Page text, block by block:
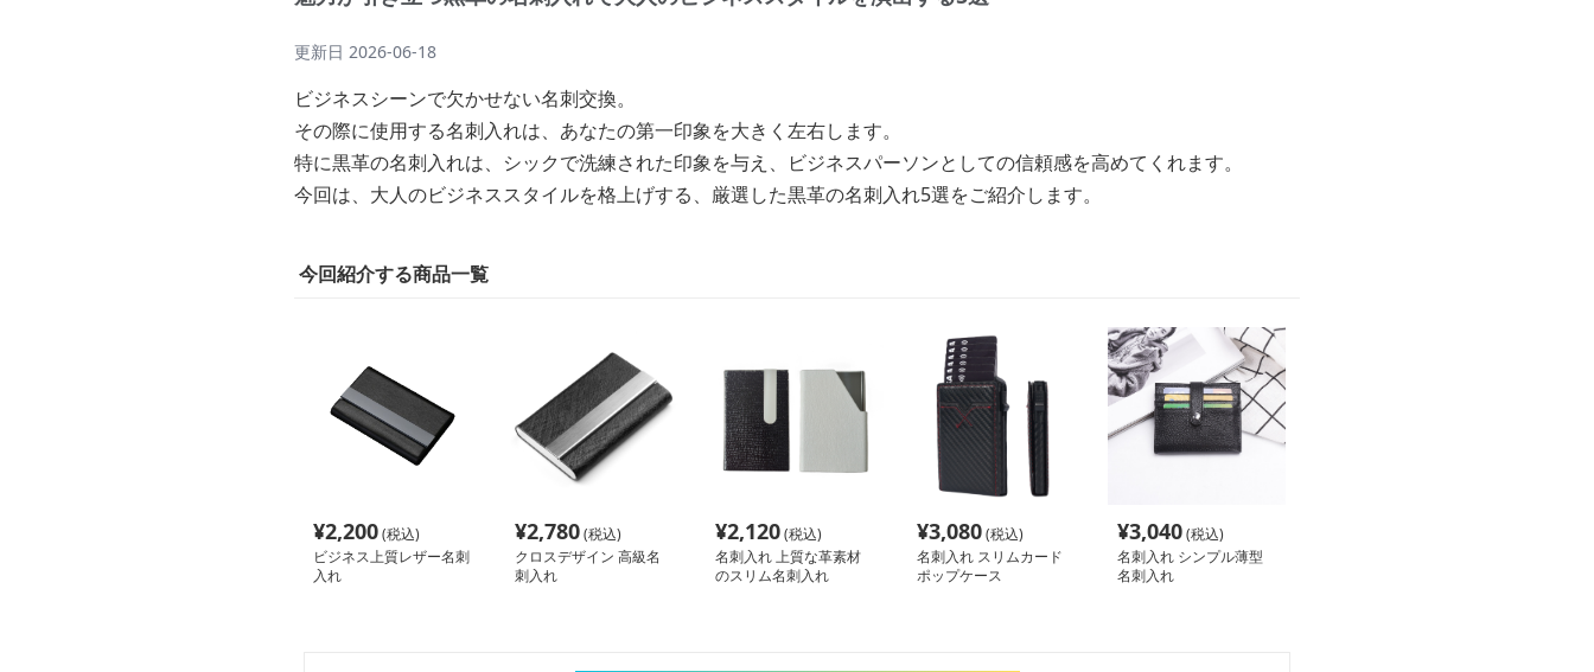
更新日 2026-06-18
ビジネスシーンで欠かせない名刺交換。
その際に使用する名刺入れは、あなたの第一印象を大きく左右します。
特に黒革の名刺入れは、シックで洗練された印象を与え、ビジネスパーソンとしての信頼感を高めてくれます。
今回は、大人のビジネススタイルを格上げする、厳選した黒革の名刺入れ5選をご紹介します。
今回紹介する商品一覧
¥2,200(税込)
ビジネス上質レザー名刺
入れ
¥2,780(税込)
クロスデザイン 高級名
刺入れ
¥2,120(税込)
名刺入れ 上質な革素材
のスリム名刺入れ
¥3,080(税込)
名刺入れ スリムカード
ポップケース
¥3,040(税込)
名刺入れ シンプル薄型
名刺入れ